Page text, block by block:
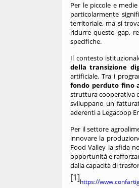
Per le piccole e
particolarmente
territoriale, ma si
ridurre questo gap,
specifiche.
Il contesto
della transizione
artificiale. Tra i
fondo perduto fino
struttura cooperativa
sviluppano un
aderenti a Legacoop
Per il settore
innovare la
Food Valley la sfida
opportunità e
dalla capacità di
[1]https://